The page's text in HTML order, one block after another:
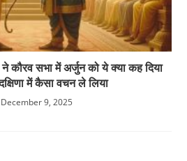
कौरव सभा में अर्जुन को ये क्या कह दिया
में कैसा वचन ले लिया
December 9, 2025